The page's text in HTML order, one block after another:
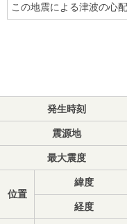
この地震による津波の心
発生時刻
震源地
最大震度
位置
緯度
経度